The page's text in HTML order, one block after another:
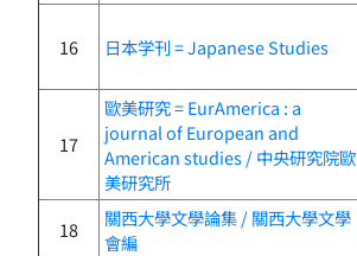
16 日本学刊 = Japanese Studies
17
歐美研究 = EurAmerica : a
journal of European and
American studies / 中央研究院歐
美研究所
18
關西大學文學論集 / 關西大學文學
會編